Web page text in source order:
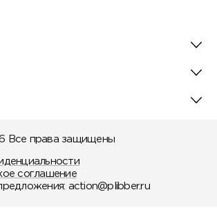
Все права защищены
соглашение
action@plibber.ru